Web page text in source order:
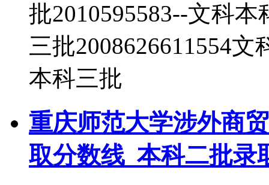
批2010595583--文科本
三批2008626611554文
本科三批
重庆师范大学涉外商
取分数线_本科二批录